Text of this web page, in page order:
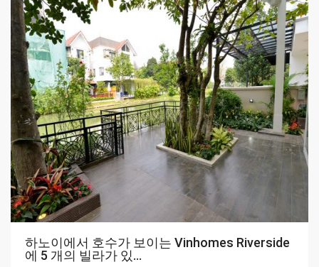
하노이에서 호수가 보이는 Vinhomes Riverside
에 5 개의 빌라가 있...